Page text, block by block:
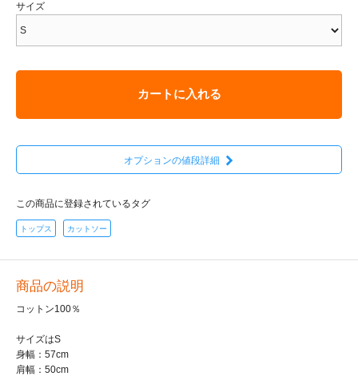
サイズ
カートに入れる
オプションの値段詳細
この商品に登録されているタグ
トップス カットソー
商品の説明
コットン100％
サイズはS
身幅：57cm
肩幅：50cm